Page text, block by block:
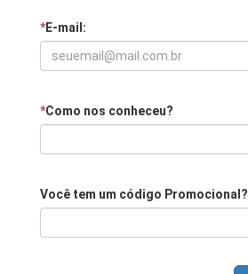
*E-mail:
*Como nos conheceu?
Você tem um código Promocional?